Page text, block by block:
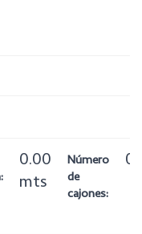
0.00
mts
Número
de
cajones:
0